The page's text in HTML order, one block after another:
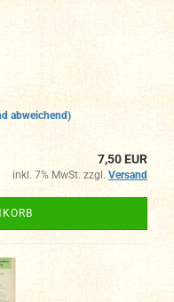
abweichend)
7,50 EUR
inkl. 7% MwSt. zzgl. Versand